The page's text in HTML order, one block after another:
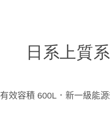
日系上質
有效容積 600L．新一級能